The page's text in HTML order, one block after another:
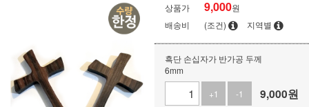
상품가 9,000원
배송비
(조건) 지역별
흑단 손십자가 반가공 두께
6mm
+1
-1 9,000원